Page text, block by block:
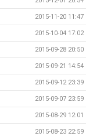
2015-11-20 11:47
2015-10-04 17:02
2015-09-28 20:50
2015-09-21 14:54
2015-09-12 23:39
2015-09-07 23:59
2015-08-29 12:01
2015-08-23 22:59